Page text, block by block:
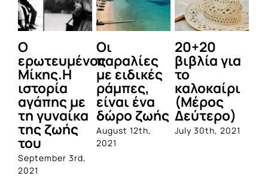
Ο
ερωτευμένος
Μίκης.Η
ιστορία
αγάπης με
τη γυναίκα
της ζωής
του
September 3rd,
2021
Οι
παραλίες
με ειδικές
ράμπες,
είναι ένα
δώρο ζωής
August 12th,
2021
20+20
βιβλία για
το
καλοκαίρι
(Μέρος
Δεύτερο)
July 30th, 2021